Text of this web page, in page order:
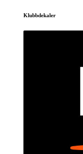
Klubbdekaler